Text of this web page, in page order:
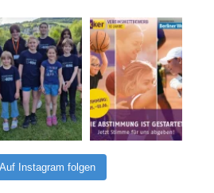
Auf Instagram folgen